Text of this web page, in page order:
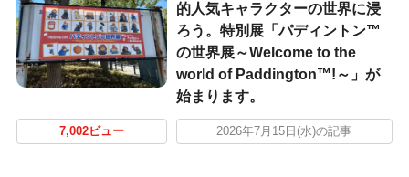
的人気キャラクターの世界に浸
ろう。特別展「パディントン™
の世界展～Welcome to the
world of Paddington™!～」が
始まります。
7,002ビュー 2026年7月15日(水)の記事